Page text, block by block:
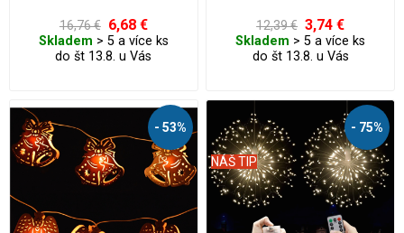
16,76 € 6,68 €
Skladem > 5 a více ks
do št 13.8. u Vás
12,39 € 3,74 €
Skladem > 5 a více ks
do št 13.8. u Vás
- 53% - 75%
NÁŠ TIP